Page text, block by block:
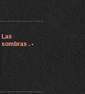
Las
sombras . -